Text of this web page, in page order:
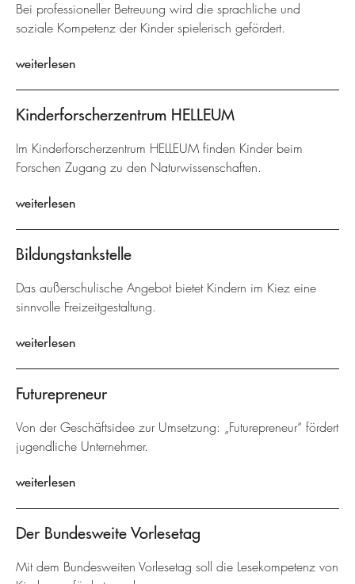
Bei professioneller Betreuung wird die sprachliche und
soziale Kompetenz der Kinder spielerisch gefördert.
weiterlesen
Kinderforscherzentrum HELLEUM
Im Kinderforscherzentrum HELLEUM finden Kinder beim
Forschen Zugang zu den Naturwissenschaften.
weiterlesen
Bildungstankstelle
Das außerschulische Angebot bietet Kindern im Kiez eine
sinnvolle Freizeitgestaltung.
weiterlesen
Futurepreneur
Von der Geschäftsidee zur Umsetzung: „Futurepreneur“ fördert
jugendliche Unternehmer.
weiterlesen
Der Bundesweite Vorlesetag
Mit dem Bundesweiten Vorlesetag soll die Lesekompetenz von